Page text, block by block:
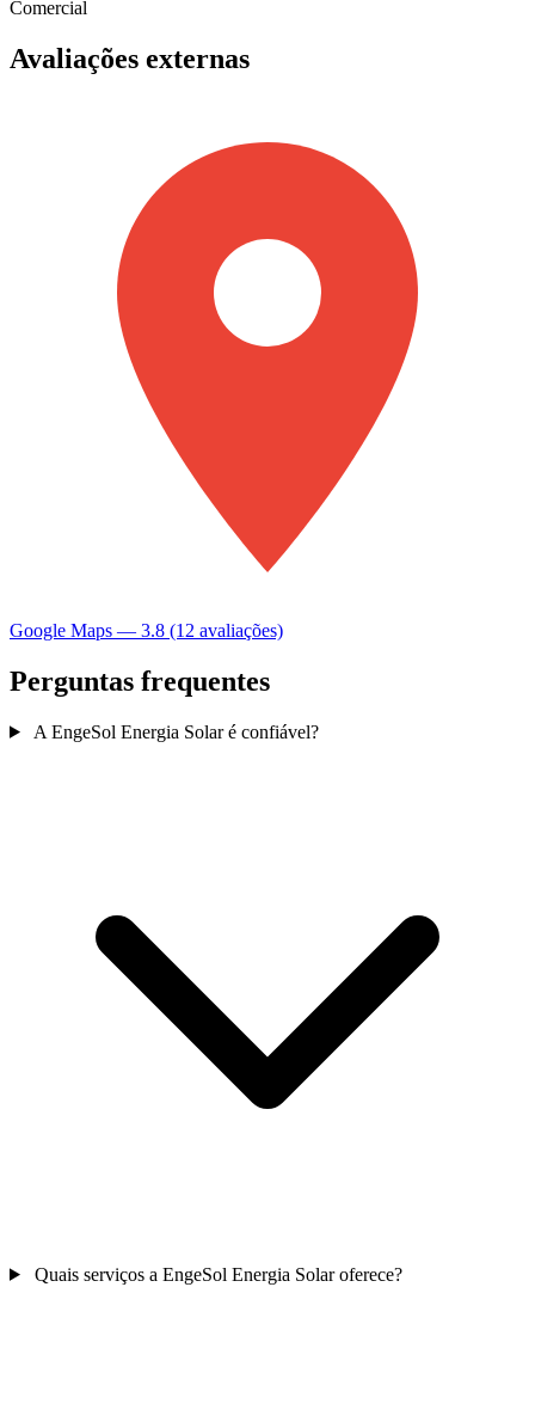
Comercial
Avaliações externas
Google Maps — 3.8 (12 avaliações)
Perguntas frequentes
A EngeSol Energia Solar é confiável?
Quais serviços a EngeSol Energia Solar oferece?